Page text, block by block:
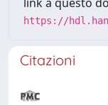
https://
Citazioni